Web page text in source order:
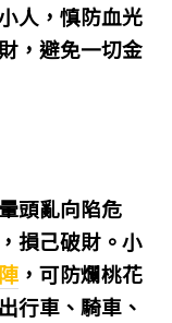
人，慎防血光
，避免一切金
頭亂向陷危
損己破財。小
，可防爛桃花
行車、騎車、